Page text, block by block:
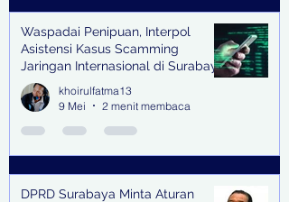
Waspadai Penipuan, Interpol
Asistensi Kasus Scamming
Jaringan Internasional di Surabaya
khoirulfatma13
9 Mei
2 menit membaca
DPRD Surabaya Minta Aturan